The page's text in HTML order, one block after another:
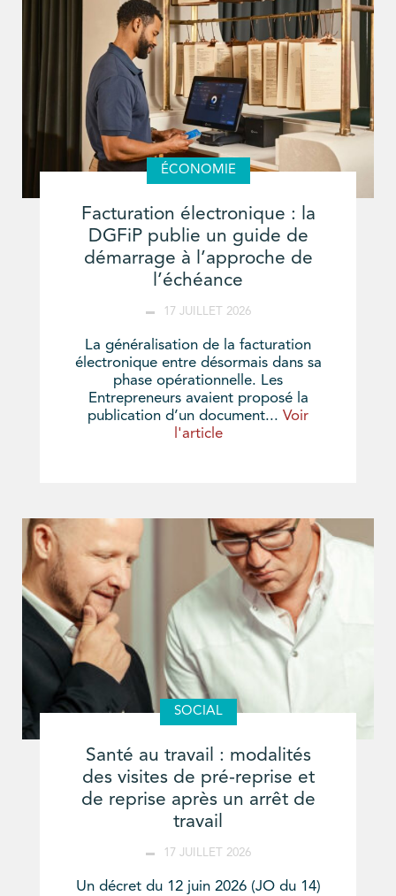
ÉCONOMIE
Facturation électronique : la
DGFiP publie un guide de
démarrage à l’approche de
l’échéance
17 JUILLET 2026
La généralisation de la facturation
électronique entre désormais dans sa
phase opérationnelle. Les
Entrepreneurs avaient proposé la
publication d’un document... Voir
l'article
SOCIAL
Santé au travail : modalités
des visites de pré-reprise et
de reprise après un arrêt de
travail
17 JUILLET 2026
Un décret du 12 juin 2026 (JO du 14)